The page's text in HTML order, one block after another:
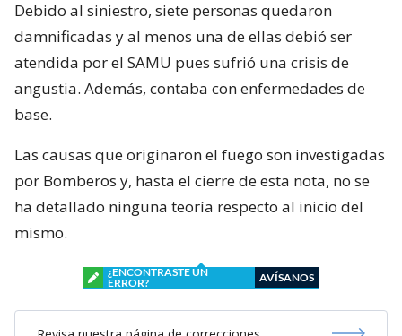
Debido al siniestro, siete personas quedaron
damnificadas y al menos una de ellas debió ser
atendida por el SAMU pues sufrió una crisis de
angustia. Además, contaba con enfermedades de
base.
Las causas que originaron el fuego son investigadas
por Bomberos y, hasta el cierre de esta nota, no se
ha detallado ninguna teoría respecto al inicio del
mismo.
¿ENCONTRASTE UN
ERROR?
AVÍSANOS